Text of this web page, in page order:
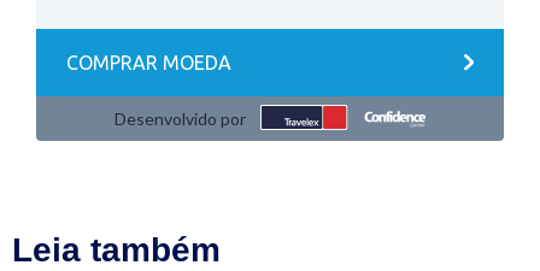
Leia também